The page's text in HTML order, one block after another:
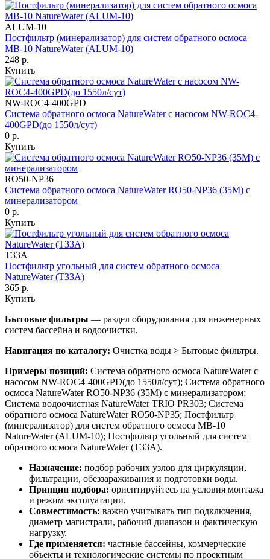
ALUM-10
Постфильтр (минерализатор) для систем обратного осмоса
MB-10 NatureWater (ALUM-10)
248 р.
Купить
NW-ROC4-400GPD
Система обратного осмоса NatureWater с насосом NW-ROC4-
400GPD(до 1550л/сут)
0 р.
Купить
RO50-NP36
Система обратного осмоса NatureWater RO50-NP36 (35М) с
минерализатором
0 р.
Купить
T33A
Постфильтр угольный для систем обратного осмоса
NatureWater (T33A)
365 р.
Купить
Бытовые фильтры — раздел оборудования для инженерных
систем бассейна и водоочистки.
Навигация по каталогу: Очистка воды > Бытовые фильтры.
Примеры позиций: Система обратного осмоса NatureWater с
насосом NW-ROC4-400GPD(до 1550л/сут); Система обратного
осмоса NatureWater RO50-NP36 (35М) с минерализатором;
Система водоочистная NatureWater TRIO PR303; Система
обратного осмоса NatureWater RO50-NP35; Постфильтр
(минерализатор) для систем обратного осмоса MB-10
NatureWater (ALUM-10); Постфильтр угольный для систем
обратного осмоса NatureWater (T33A).
Назначение: подбор рабочих узлов для циркуляции,
фильтрации, обеззараживания и подготовки воды.
Принцип подбора: ориентируйтесь на условия монтажа
и режим эксплуатации.
Совместимость: важно учитывать тип подключения,
диаметр магистрали, рабочий диапазон и фактическую
нагрузку.
Где применяется: частные бассейны, коммерческие
объекты и технологические системы по проектным